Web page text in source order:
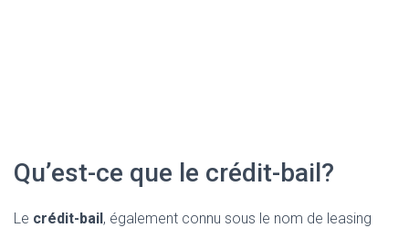
Qu’est-ce que le crédit-bail?
Le crédit-bail, également connu sous le nom de leasing